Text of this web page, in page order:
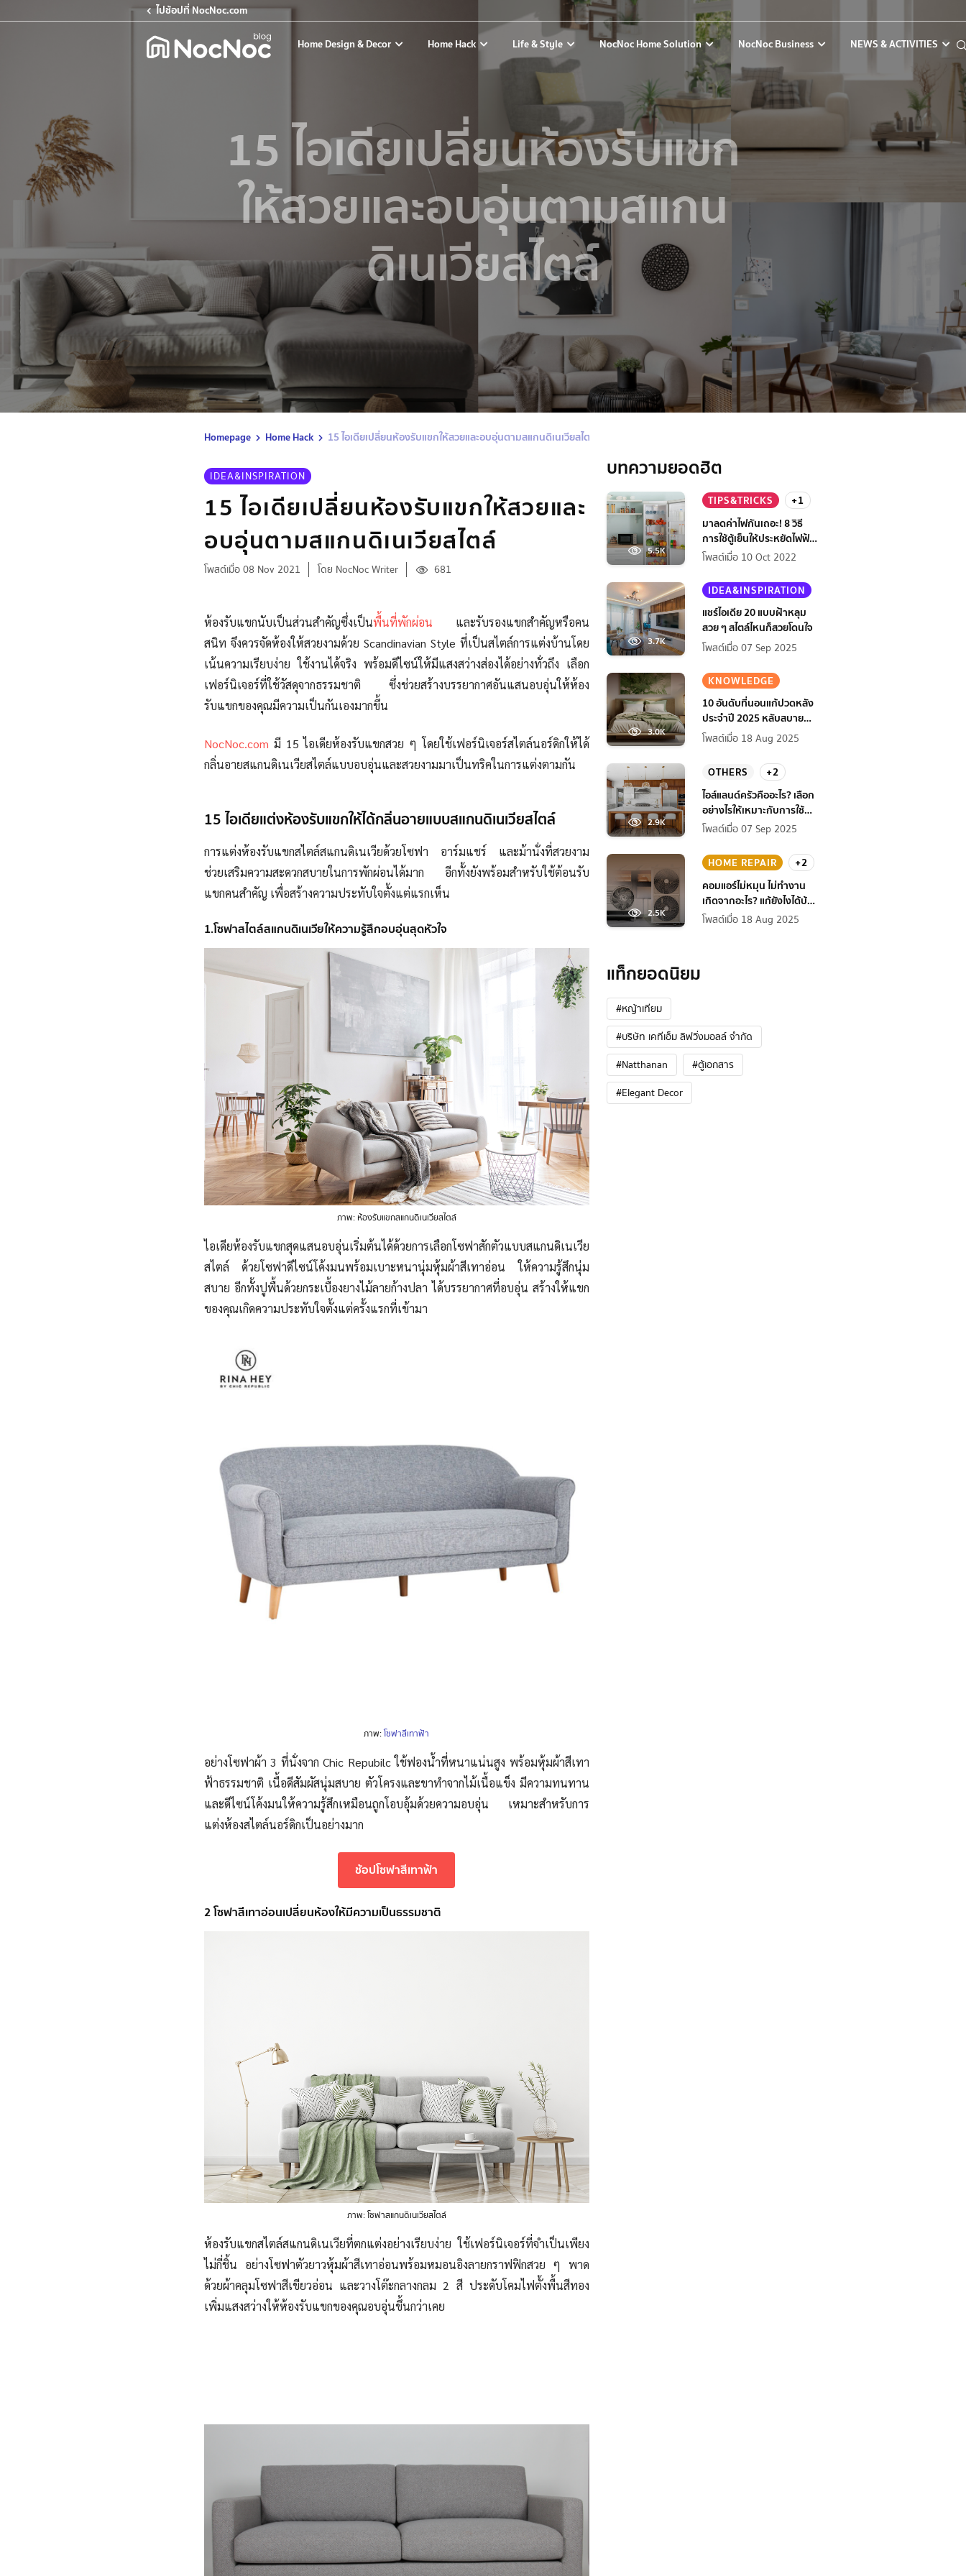
ไปช้อปที่ NocNoc.com
Home Design & Decor Home Hack Life & Style NocNoc Home Solution NocNoc Business NEWS & ACTIVITIES
15 ไอเดียเปลี่ยนห้องรับแขก
ให้สวยและอบอุ่นตามสแกน
ดิเนเวียสไตล์
Homepage Home Hack 15 ไอเดียเปลี่ยนห้องรับแขกให้สวยและอบอุ่นตามสแกนดิเนเวียสไตล์
IDEA&INSPIRATION
15 ไอเดียเปลี่ยนห้องรับแขกให้สวยและ
อบอุ่นตามสแกนดิเนเวียสไตล์
โพสต์เมื่อ 08 Nov 2021 โดย NocNoc Writer 681
ห้องรับแขกนับเป็นส่วนสำคัญซึ่งเป็นพื้นที่พักผ่อน และรับรองแขกสำคัญหรือคน
สนิท จึงควรจัดห้องให้สวยงามด้วย Scandinavian Style ที่เป็นสไตล์การแต่งบ้านโดย
เน้นความเรียบง่าย ใช้งานได้จริง พร้อมดีไซน์ให้มีแสงสว่างส่องได้อย่างทั่วถึง เลือก
เฟอร์นิเจอร์ที่ใช้วัสดุจากธรรมชาติ ซึ่งช่วยสร้างบรรยากาศอันแสนอบอุ่นให้ห้อง
รับแขกของคุณมีความเป็นกันเองมากขึ้น
NocNoc.com มี 15 ไอเดียห้องรับแขกสวย ๆ โดยใช้เฟอร์นิเจอร์สไตล์นอร์ดิกให้ได้
กลิ่นอายสแกนดิเนเวียสไตล์แบบอบอุ่นและสวยงามมาเป็นทริคในการแต่งตามกัน
15 ไอเดียแต่งห้องรับแขกให้ได้กลิ่นอายแบบสแกนดิเนเวียสไตล์
การแต่งห้องรับแขกสไตล์สแกนดิเนเวียด้วยโซฟา อาร์มแชร์ และม้านั่งที่สวยงาม
ช่วยเสริมความสะดวกสบายในการพักผ่อนได้มาก อีกทั้งยังพร้อมสำหรับใช้ต้อนรับ
แขกคนสำคัญ เพื่อสร้างความประทับใจตั้งแต่แรกเห็น
1.โซฟาสไตล์สแกนดิเนเวียให้ความรู้สึกอบอุ่นสุดหัวใจ
ภาพ: ห้องรับแขกสแกนดิเนเวียสไตล์
ไอเดียห้องรับแขกสุดแสนอบอุ่นเริ่มต้นได้ด้วยการเลือกโซฟาสักตัวแบบสแกนดิเนเวีย
สไตล์ ด้วยโซฟาดีไซน์โค้งมนพร้อมเบาะหนานุ่มหุ้มผ้าสีเทาอ่อน ให้ความรู้สึกนุ่ม
สบาย อีกทั้งปูพื้นด้วยกระเบื้องยางไม้ลายก้างปลา ได้บรรยากาศที่อบอุ่น สร้างให้แขก
ของคุณเกิดความประทับใจตั้งแต่ครั้งแรกที่เข้ามา
ภาพ:โซฟาสีเทาฟ้า
อย่างโซฟาผ้า 3 ที่นั่งจาก Chic Repubilc ใช้ฟองน้ำที่หนาแน่นสูง พร้อมหุ้มผ้าสีเทา
ฟ้าธรรมชาติ เนื้อดีสัมผัสนุ่มสบาย ตัวโครงและขาทำจากไม้เนื้อแข็ง มีความทนทาน
และดีไซน์โค้งมนให้ความรู้สึกเหมือนถูกโอบอุ้มด้วยความอบอุ่น เหมาะสำหรับการ
แต่งห้องสไตล์นอร์ดิกเป็นอย่างมาก
ช้อปโซฟาสีเทาฟ้า
2 โซฟาสีเทาอ่อนเปลี่ยนห้องให้มีความเป็นธรรมชาติ
ภาพ: โซฟาสแกนดิเนเวียสไตล์
ห้องรับแขกสไตล์สแกนดิเนเวียที่ตกแต่งอย่างเรียบง่าย ใช้เฟอร์นิเจอร์ที่จำเป็นเพียง
ไม่กี่ชิ้น อย่างโซฟาตัวยาวหุ้มผ้าสีเทาอ่อนพร้อมหมอนอิงลายกราฟฟิกสวย ๆ พาด
ด้วยผ้าคลุมโซฟาสีเขียวอ่อน และวางโต๊ะกลางกลม 2 สี ประดับโคมไฟตั้งพื้นสีทอง
เพิ่มแสงสว่างให้ห้องรับแขกของคุณอบอุ่นขึ้นกว่าเคย
บทความยอดฮิต
5.5K
TIPS&TRICKS
+1
มาลดค่าไฟกันเถอะ! 8 วิธี
การใช้ตู้เย็นให้ประหยัดไฟฟ้า
กว่าเดิม
โพสต์เมื่อ 10 Oct 2022
3.7K
IDEA&INSPIRATION
แชร์ไอเดีย 20 แบบฝ้าหลุม
สวย ๆ สไตล์ไหนก็สวยโดนใจ
โพสต์เมื่อ 07 Sep 2025
3.0K
KNOWLEDGE
10 อันดับที่นอนแก้ปวดหลัง
ประจำปี 2025 หลับสบาย
สุขภาพดียิ่งกว่าเดิม
โพสต์เมื่อ 18 Aug 2025
2.9K
OTHERS
+2
ไอส์แลนด์ครัวคืออะไร? เลือก
อย่างไรให้เหมาะกับการใช้
งานที่บ้าน
โพสต์เมื่อ 07 Sep 2025
2.5K
HOME REPAIR
+2
คอมแอร์ไม่หมุน ไม่ทํางาน
เกิดจากอะไร? แก้ยังไงได้บ้าง
ก่อนแอร์พัง!
โพสต์เมื่อ 18 Aug 2025
แท็กยอดนิยม
#หญ้าเทียม
#บริษัท เคทีเอ็ม ลิฟวิ่งมอลล์ จำกัด
#Natthanan
#ตู้เอกสาร
#Elegant Decor